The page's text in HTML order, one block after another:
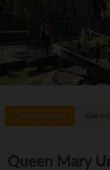
О программме Как
Queen Mary